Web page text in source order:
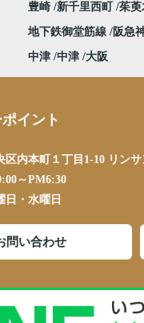
豊崎 新千里西町 茱萸
地下鉄御堂筋線 阪急
中津 中津 大阪
イント
区内本町１丁目1-10 リン
～PM6:30
日・水曜日
問い合わせ